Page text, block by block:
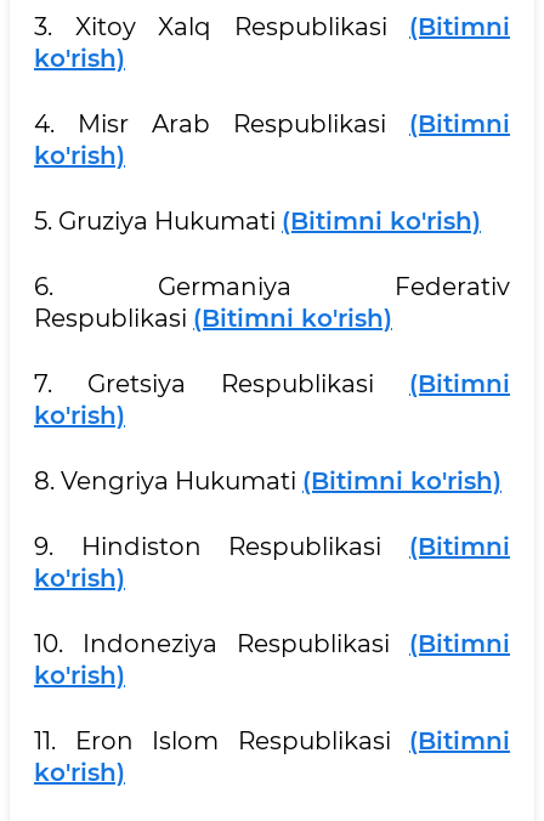
3. Xitoy Xalq Respublikasi (Bitimni
ko'rish)
4. Misr Arab Respublikasi (Bitimni
ko'rish)
5. Gruziya Hukumati (Bitimni ko'rish)
6. Germaniya Federativ
Respublikasi (Bitimni ko'rish)
7. Gretsiya Respublikasi (Bitimni
ko'rish)
8. Vengriya Hukumati (Bitimni ko'rish)
9. Hindiston Respublikasi (Bitimni
ko'rish)
10. Indoneziya Respublikasi (Bitimni
ko'rish)
11. Eron Islom Respublikasi (Bitimni
ko'rish)